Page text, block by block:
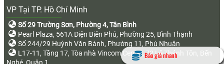
VP Tại TP. Hồ Chí Minh
Số 29 Trường Sơn, Phường 4, Tân Bình
Pearl Plaza, 561A Điện Biên Phủ, Phường 25, Bình Thạnh
Số 244/29 Huỳnh Văn Bánh, Phường 11, Phú Nhuận
L17-11, Tầng 17, Tòa nhà Vincom Center, 72 Lê Thánh Tôn, Bến
Báo giá nhanh